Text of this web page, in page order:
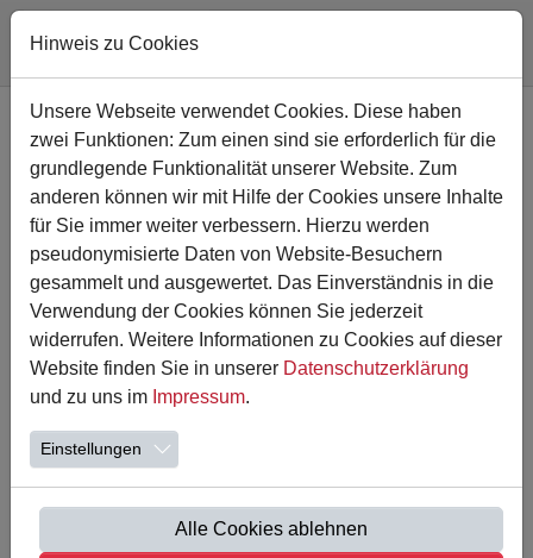
09.09.2022
Liebe Eltern,
in der nächsten Woche starten an der Astrid Lindgren
Schule wieder die alljährlichen Kilmawochen. Am Montag
erhalten die Kinder ein…
Hinweis zu Cookies
Unsere Webseite verwendet Cookies. Diese haben
zwei Funktionen: Zum einen sind sie erforderlich für die
grundlegende Funktionalität unserer Website. Zum
anderen können wir mit Hilfe der Cookies unsere Inhalte
für Sie immer weiter verbessern. Hierzu werden
pseudonymisierte Daten von Website-Besuchern
gesammelt und ausgewertet. Das Einverständnis in die
Verwendung der Cookies können Sie jederzeit
widerrufen. Weitere Informationen zu Cookies auf dieser
Website finden Sie in unserer Datenschutzerklärung
und zu uns im Impressum.
Einstellungen
Alle Cookies ablehnen